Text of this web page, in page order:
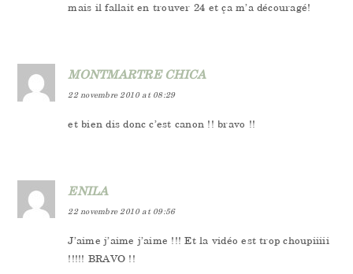
mais il fallait en trouver 24 et ça m’a découragé!
MONTMARTRE CHICA
22 novembre 2010 at 08:29
et bien dis donc c’est canon !! bravo !!
ENILA
22 novembre 2010 at 09:56
J’aime j’aime j’aime !!! Et la vidéo est trop choupiiiii
!!!!! BRAVO !!